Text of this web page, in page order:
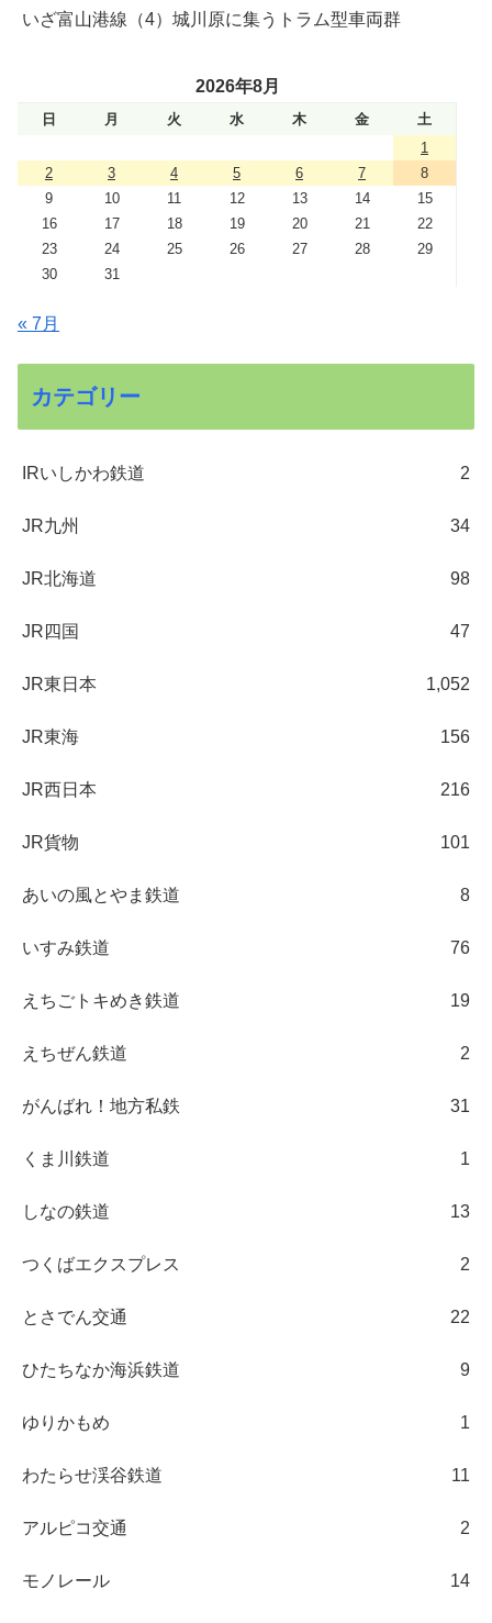
いざ富山港線（4）城川原に集うトラム型車両群
2026年8月
日 月 火 水 木 金
土
1
2
3 4 5 6 7
8
9
10 11 12 13 14
15
16
17 18 19 20 21
22
23
24 25 26 27 28
29
30
31
« 7月
カテゴリー
IRいしかわ鉄道 2
JR九州 34
JR北海道 98
JR四国 47
JR東日本 1,052
JR東海 156
JR西日本 216
JR貨物 101
あいの風とやま鉄道 8
いすみ鉄道 76
えちごトキめき鉄道 19
えちぜん鉄道 2
がんばれ！地方私鉄 31
くま川鉄道 1
しなの鉄道 13
つくばエクスプレス 2
とさでん交通 22
ひたちなか海浜鉄道 9
ゆりかもめ 1
わたらせ渓谷鉄道 11
アルピコ交通 2
モノレール 14